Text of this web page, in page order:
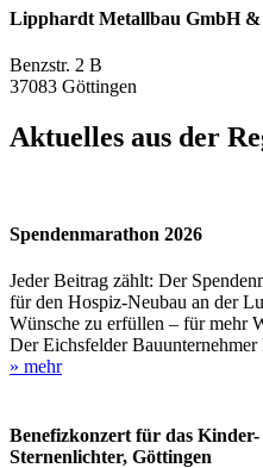
Lipphardt Metallbau GmbH
Benzstr. 2 B
37083 Göttingen
Aktuelles aus der
Spendenmarathon 2026
Jeder Beitrag zählt: Der
für den Hospiz-Neubau an der
Wünsche zu erfüllen – für mehr
Der Eichsfelder
» mehr
Benefizkonzert für das
Sternenlichter, Göttingen